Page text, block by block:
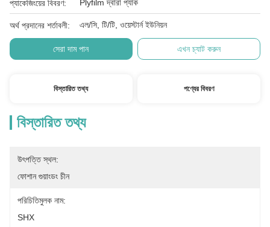
প্যাকেজিংয়ের বিবরণ: Plyfilm দ্বারা প্যাক
অর্থ প্রদানের শর্তাবলী: এল/সি, টি/টি, ওয়েস্টার্ন ইউনিয়ন
সেরা দাম পান এখন চ্যাট করুন
বিস্তারিত তথ্য পণ্যের বিবরণ
বিস্তারিত তথ্য
উৎপত্তি স্থল:
ফোশান গুয়াংডং চীন
পরিচিতিমুলক নাম:
SHX